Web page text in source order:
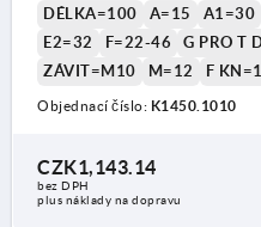
DÉLKA=100 A=15 A1=30
E2=32
F=22-46 G PRO T
ZÁVIT=M10
M=12 F
Objednací číslo: K1450.1010
CZK1,143.14
bez DPH
plus náklady na dopravu